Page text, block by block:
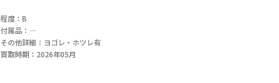
程度：B
付属品：―
その他詳細：ヨゴレ・ホツレ有
買取時期：2026年05月